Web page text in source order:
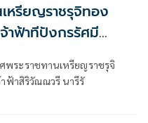
เหรียญราชรุจิทอง
าฟ้าทีปังกรรัศมี
พระราชทานเหรียญราชรุจิ
าฟ้าสิริวัณณวรี นารีรั